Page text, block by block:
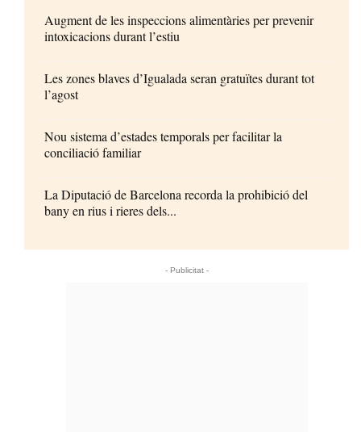
Augment de les inspeccions alimentàries per prevenir
intoxicacions durant l’estiu
Les zones blaves d’Igualada seran gratuïtes durant tot
l’agost
Nou sistema d’estades temporals per facilitar la
conciliació familiar
La Diputació de Barcelona recorda la prohibició del
bany en rius i rieres dels...
- Publicitat -